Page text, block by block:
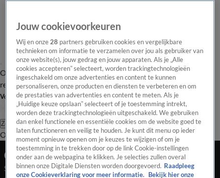
Overzicht Laatste nieuws Regionieuws Het beste van Hart
Tip de
redactie
Volg Hart van Nederland
Zoeken
OverzichtRegioUitzendingenWeerTip de redactiePanelVideo's
Ochtend Editie
Seizoen 2026, aflevering 273
Jouw cookievoorkeuren
Wij en onze28 partners gebruiken cookies en vergelijkbare
technieken om informatie te verzamelen over jou als gebruiker van
onze website(s), jouw gedrag en jouw apparaten. Als je „Alle
cookies accepteren” selecteert, worden trackingtechnologieën
ingeschakeld om onze advertenties en content te kunnen
personaliseren, onze producten en diensten te verbeteren en om
de prestaties van advertenties en content te meten. Als je
„Huidige keuze opslaan” selecteert of je toestemming intrekt,
worden deze trackingtechnologieën uitgeschakeld. We gebruiken
dan enkel functionele en essentiële cookies om de website goed te
laten functioneren en veilig te houden. Je kunt dit menu op ieder
moment opnieuw openen om je keuzes te wijzigen of om je
toestemming in te trekken door op de link Cookie-instellingen
onder aan de webpagina te klikken. Je selecties zullen overal
binnen onze Digitale Diensten worden doorgevoerd. Raadpleeg
onze Cookieverklaring voor meer informatie.
Bekijk hier onze